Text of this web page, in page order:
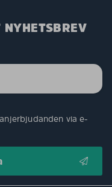
NYHETSBREV
via e-